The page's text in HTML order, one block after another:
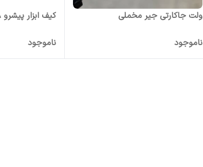
ولت جاکارتی جیر مخملی
ناموجود
کیف ابزار پیشرو 38 سانتی متری
ناموجود